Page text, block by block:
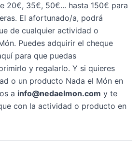
20€, 35€, 50€... hasta 150€ para
El afortunado/a, podrá
de cualquier actividad o
Puedes adquirir el cheque
para que puedas
y regalarlo. Y si quieres
o un producto Nada el Món en
a info@nedaelmon.com y te
con la actividad o producto en